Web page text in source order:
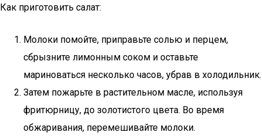
Как приготовить салат:
Молоки помойте, приправьте солью и перцем,
сбрызните лимонным соком и оставьте
мариноваться несколько часов, убрав в холодильник.
Затем пожарьте в растительном масле, используя
фритюрницу, до золотистого цвета. Во время
обжаривания, перемешивайте молоки.